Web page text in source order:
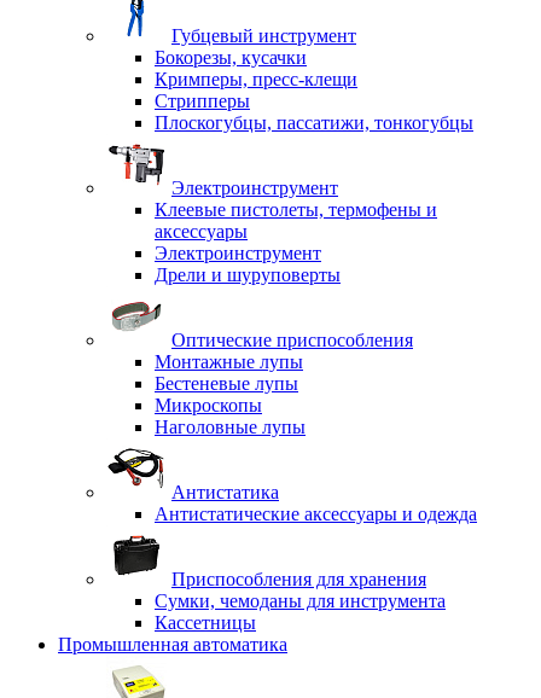
Губцевый инструмент
Бокорезы, кусачки
Кримперы, пресс-клещи
Стрипперы
Плоскогубцы, пассатижи, тонкогубцы
Электроинструмент
Клеевые пистолеты, термофены и
аксессуары
Электроинструмент
Дрели и шуруповерты
Оптические приспособления
Монтажные лупы
Бестеневые лупы
Микроскопы
Наголовные лупы
Антистатика
Антистатические аксессуары и одежда
Приспособления для хранения
Сумки, чемоданы для инструмента
Кассетницы
Промышленная автоматика